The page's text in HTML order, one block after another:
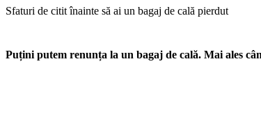
Sfaturi de citit înainte să ai un bagaj de cală pierdut
Puțini putem renunța la un bagaj de cală. Mai ales